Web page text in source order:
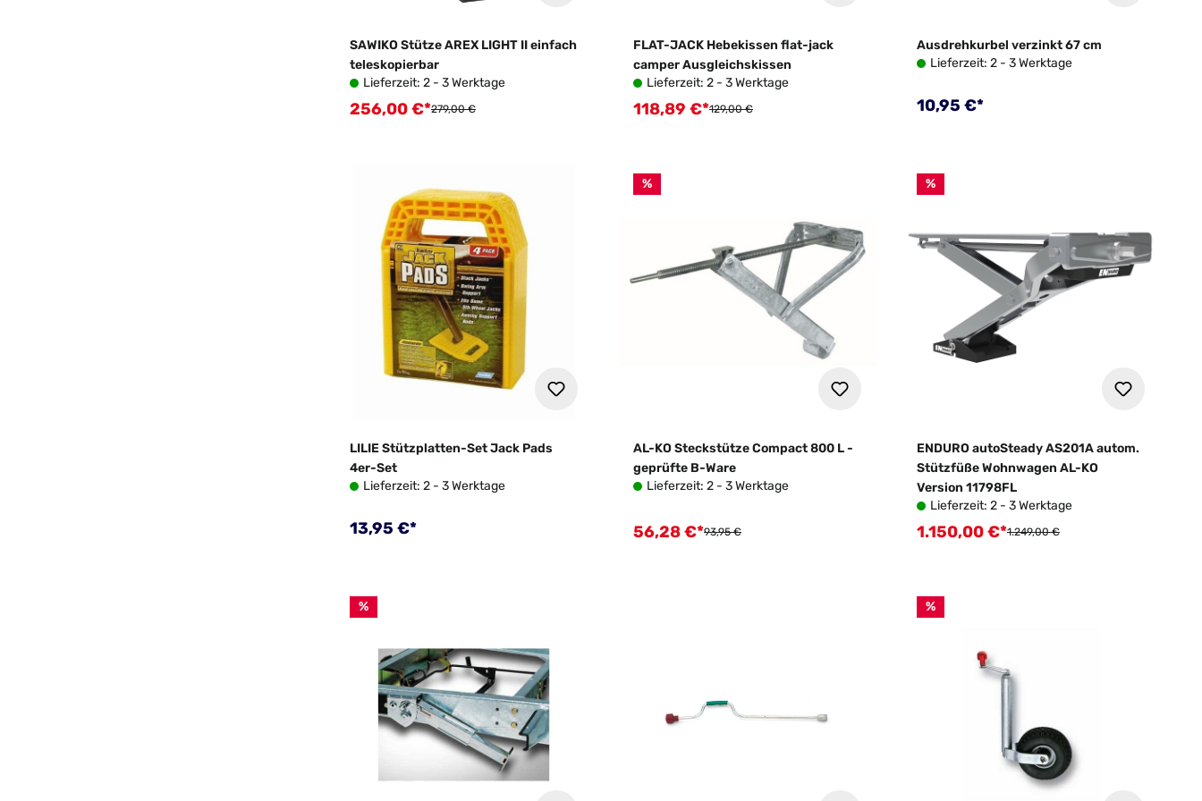
SAWIKO Stütze AREX LIGHT II einfach
teleskopierbar
Lieferzeit: 2 - 3 Werktage
Verkaufspreis:
256,00 €*Regulärer Preis:
279,00 €
FLAT-JACK Hebekissen flat-jack
camper Ausgleichskissen
Lieferzeit: 2 - 3 Werktage
Verkaufspreis:
118,89 €*Regulärer Preis:
129,00 €
Ausdrehkurbel verzinkt 67 cm
Lieferzeit: 2 - 3 Werktage
Regulärer Preis:
10,95 €*
LILIE Stützplatten-Set Jack Pads
4er-Set
Lieferzeit: 2 - 3 Werktage
Regulärer Preis:
13,95 €*
%
AL-KO Steckstütze Compact 800 L -
geprüfte B-Ware
Lieferzeit: 2 - 3 Werktage
Verkaufspreis:
56,28 €*Regulärer Preis:
93,95 €
%
ENDURO autoSteady AS201A autom.
Stützfüße Wohnwagen AL-KO
Version 11798FL
Lieferzeit: 2 - 3 Werktage
Verkaufspreis:
1.150,00 €*Regulärer Preis:
1.249,00 €
% %